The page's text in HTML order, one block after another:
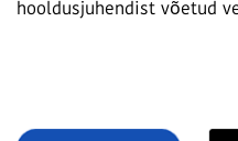
hooldusjuhendist võetud